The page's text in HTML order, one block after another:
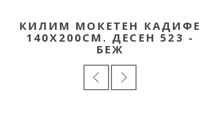
КИЛИМ МОКЕТЕН КАДИФЕ
140Х200СМ. ДЕСЕН 523 -
БЕЖ